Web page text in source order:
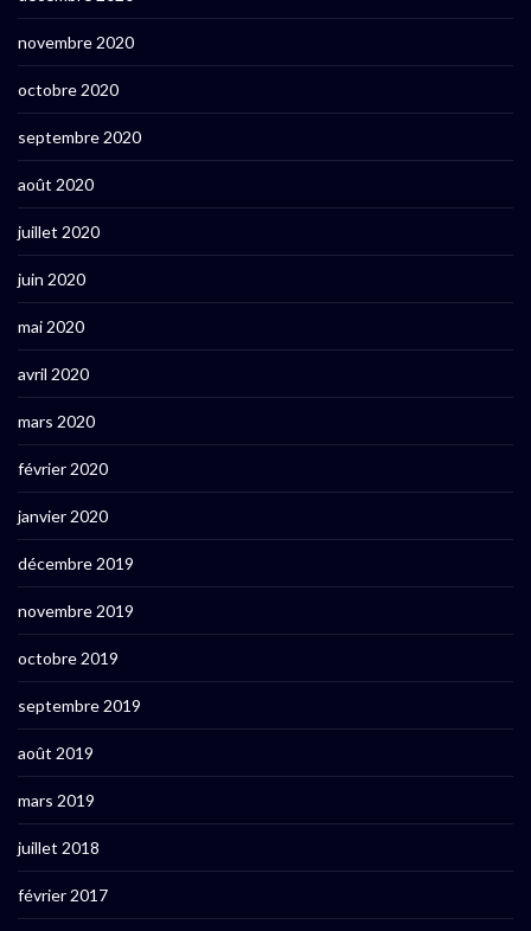
novembre 2020
octobre 2020
septembre 2020
août 2020
juillet 2020
juin 2020
mai 2020
avril 2020
mars 2020
février 2020
janvier 2020
décembre 2019
novembre 2019
octobre 2019
septembre 2019
août 2019
mars 2019
juillet 2018
février 2017